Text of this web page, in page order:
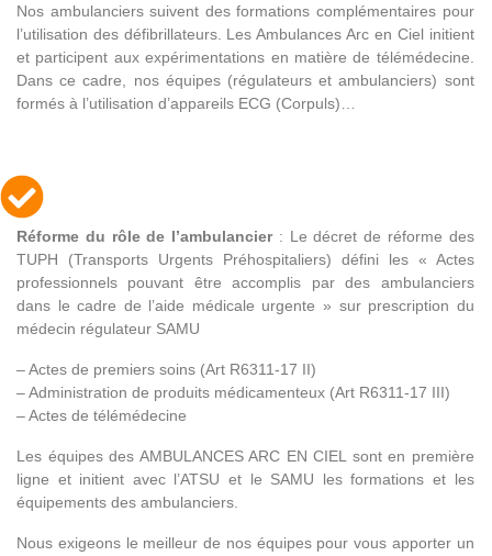
Nos ambulanciers suivent des formations complémentaires pour
l’utilisation des défibrillateurs. Les Ambulances Arc en Ciel initient
et participent aux expérimentations en matière de télémédecine.
Dans ce cadre, nos équipes (régulateurs et ambulanciers) sont
formés à l’utilisation d’appareils ECG (Corpuls)…
Réforme du rôle de l’ambulancier: Le décret de réforme des
TUPH (Transports Urgents Préhospitaliers) défini les « Actes
professionnels pouvant être accomplis par des ambulanciers
dans le cadre de l’aide médicale urgente » sur prescription du
médecin régulateur SAMU
– Actes de premiers soins (Art R6311-17 II)
– Administration de produits médicamenteux (Art R6311-17 III)
– Actes de télémédecine
Les équipes des AMBULANCES ARC EN CIEL sont en première
ligne et initient avec l’ATSU et le SAMU les formations et les
équipements des ambulanciers.
Nous exigeons le meilleur de nos équipes pour vous apporter un